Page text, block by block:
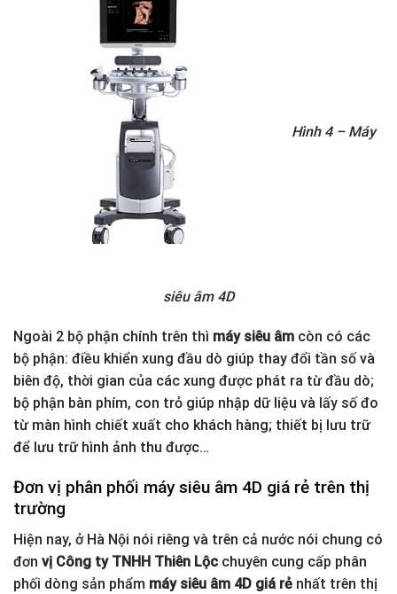
Hình 4 – Máy
siêu âm 4D
Ngoài 2 bộ phận chính trên thì máy siêu âm còn có các
bộ phận: điều khiển xung đầu dò giúp thay đổi tần số và
biên độ, thời gian của các xung được phát ra từ đầu dò;
bộ phận bàn phím, con trỏ giúp nhập dữ liệu và lấy số đo
từ màn hình chiết xuất cho khách hàng; thiết bị lưu trữ
để lưu trữ hình ảnh thu được…
Đơn vị phân phối máy siêu âm 4D giá rẻ trên thị
trường
Hiện nay, ở Hà Nội nói riêng và trên cả nước nói chung có
đơn vị Công ty TNHH Thiên Lộc chuyên cung cấp phân
phối dòng sản phẩm máy siêu âm 4D giá rẻ nhất trên thị